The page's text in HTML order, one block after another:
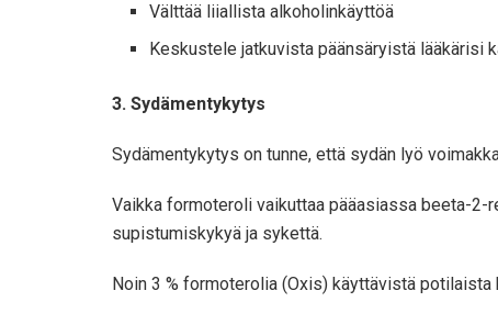
Välttää liiallista alkoholinkäyttöä
Keskustele jatkuvista päänsäryistä lääkärisi
3. Sydämentykytys
Sydämentykytys on tunne, että sydän lyö
Vaikka formoteroli vaikuttaa pääasiassa beeta-
supistumiskykyä ja sykettä.
Noin 3 % formoterolia (Oxis) käyttävistä